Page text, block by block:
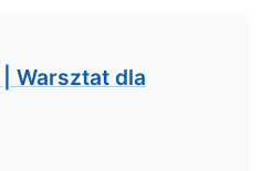
Warsztat dla